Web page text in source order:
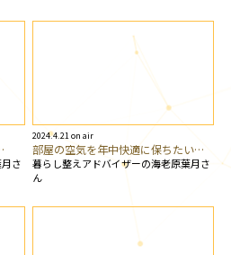
さ
2024.4.21 on air
部屋の空気を年中快適に保ちたい…
暮らし整えアドバイザーの海老原葉月さ
ん